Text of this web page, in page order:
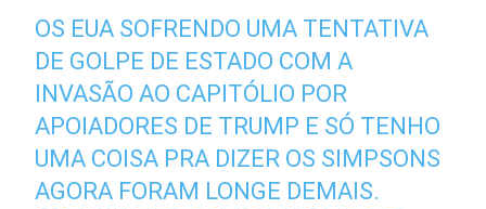
OS EUA SOFRENDO UMA TENTATIVA
DE GOLPE DE ESTADO COM A
INVASÃO AO CAPITÓLIO POR
APOIADORES DE TRUMP E SÓ TENHO
UMA COISA PRA DIZER OS SIMPSONS
AGORA FORAM LONGE DEMAIS.